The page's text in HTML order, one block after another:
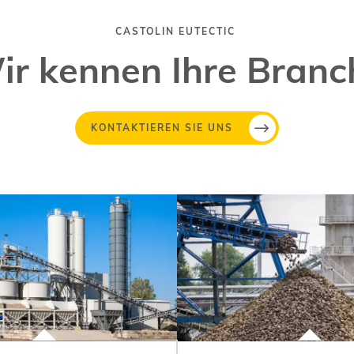
kennen Ihre
CASTOLIN EUTECTIC
KONTAKTIEREN SIE UNS